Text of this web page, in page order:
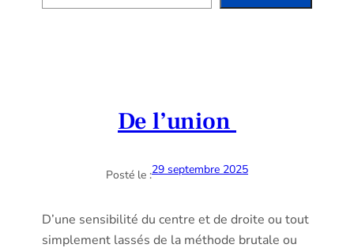
De l’union
Posté le :29 septembre 2025
D’une sensibilité du centre et de droite ou tout
simplement lassés de la méthode brutale ou